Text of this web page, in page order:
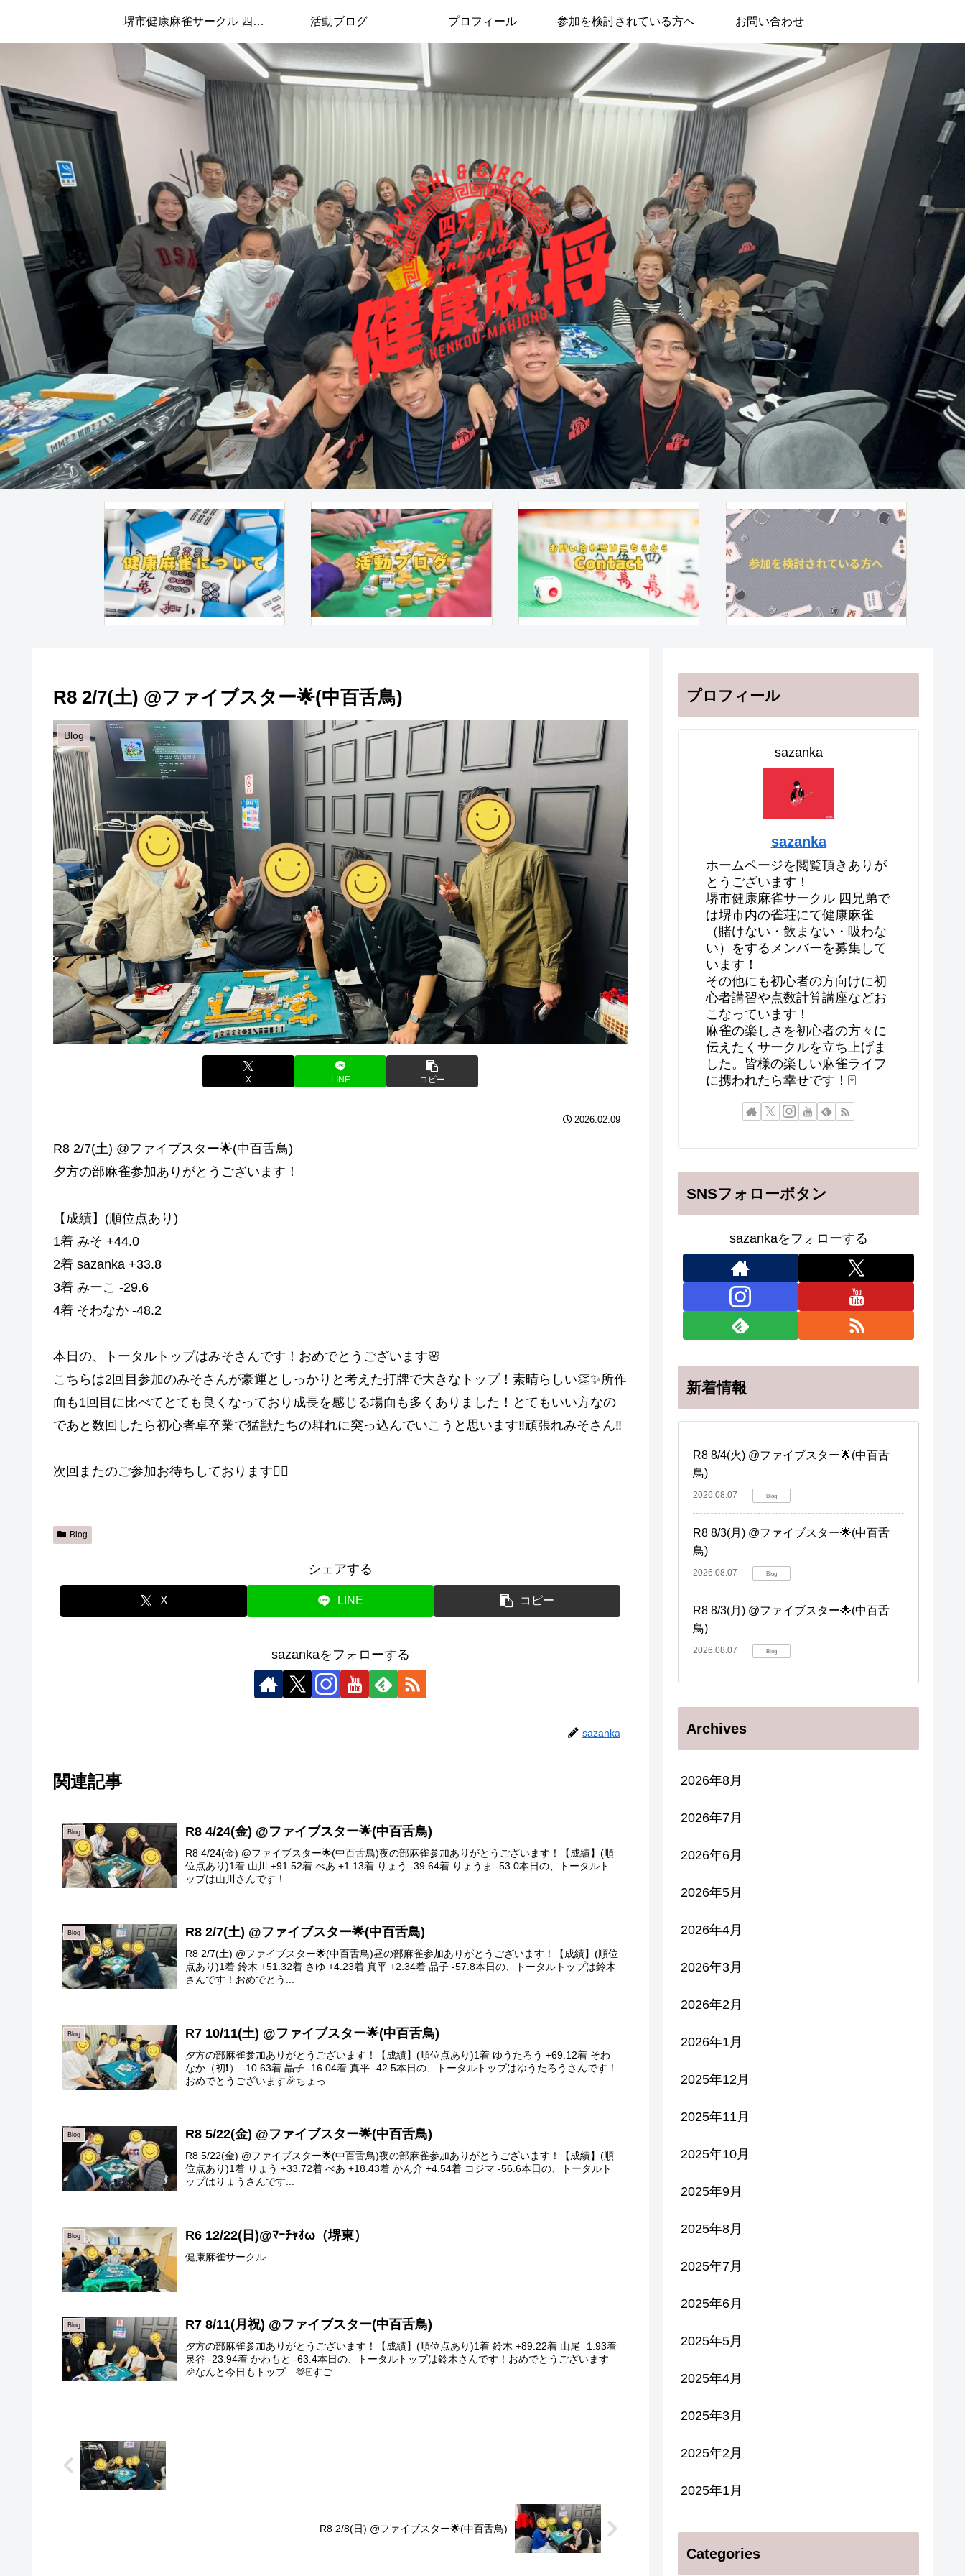
堺市健康麻雀サークル 四兄弟について 活動ブログ プロフィール 参加を検討されている方へ お問い合わせ
R8 2/7(土) @ファイブスター🌟(中百舌鳥)
Blog
X LINE コピー
2026.02.09
R8 2/7(土) @ファイブスター🌟(中百舌鳥)
夕方の部麻雀参加ありがとうございます！
【成績】(順位点あり)
1着 みそ +44.0
2着 sazanka +33.8
3着 みーこ -29.6
4着 そわなか -48.2
本日の、トータルトップはみそさんです！おめでとうございます🌸
こちらは2回目参加のみそさんが豪運としっかりと考えた打牌で大きなトップ！素晴らしい👏✨所作
面も1回目に比べてとても良くなっており成長を感じる場面も多くありました！とてもいい方なの
であと数回したら初心者卓卒業で猛獣たちの群れに突っ込んでいこうと思います‼️頑張れみそさん‼️
次回またのご参加お待ちしております🙇‍♀️
Blog
シェアする
X LINE コピー
sazankaをフォローする
sazanka
関連記事
Blog R8 4/24(金) @ファイブスター🌟(中百舌鳥)
R8 4/24(金) @ファイブスター🌟(中百舌鳥)夜の部麻雀参加ありがとうございます！【成績】(順
位点あり)1着 山川 +91.52着 べあ +1.13着 りょう -39.64着 りょうま -53.0本日の、トータルト
ップは山川さんです！...
Blog R8 2/7(土) @ファイブスター🌟(中百舌鳥)
R8 2/7(土) @ファイブスター🌟(中百舌鳥)昼の部麻雀参加ありがとうございます！【成績】(順位
点あり)1着 鈴木 +51.32着 さゆ +4.23着 真平 +2.34着 晶子 -57.8本日の、トータルトップは鈴木
さんです！おめでとう...
Blog R7 10/11(土) @ファイブスター🌟(中百舌鳥)
夕方の部麻雀参加ありがとうございます！【成績】(順位点あり)1着 ゆうたろう +69.12着 そわ
なか（初❗️） -10.63着 晶子 -16.04着 真平 -42.5本日の、トータルトップはゆうたろうさんです！
おめでとうございます🎉ちょっ...
Blog R8 5/22(金) @ファイブスター🌟(中百舌鳥)
R8 5/22(金) @ファイブスター🌟(中百舌鳥)夜の部麻雀参加ありがとうございます！【成績】(順
位点あり)1着 りょう +33.72着 べあ +18.43着 かん介 +4.54着 コジマ -56.6本日の、トータルト
ップはりょうさんです...
Blog R6 12/22(日)@ﾏｰﾁｬｵω（堺東）
健康麻雀サークル
Blog R7 8/11(月祝) @ファイブスター(中百舌鳥)
夕方の部麻雀参加ありがとうございます！【成績】(順位点あり)1着 鈴木 +89.22着 山尾 -1.93着
泉谷 -23.94着 かわもと -63.4本日の、トータルトップは鈴木さんです！おめでとうございます
🎉なんと今日もトップ…🫶🀄️すご...
R8 2/8(日) @ファイブスター🌟(中百舌鳥)
プロフィール
sazanka
sazanka
ホームページを閲覧頂きありが
とうございます！
堺市健康麻雀サークル 四兄弟で
は堺市内の雀荘にて健康麻雀
（賭けない・飲まない・吸わな
い）をするメンバーを募集して
います！
その他にも初心者の方向けに初
心者講習や点数計算講座などお
こなっています！
麻雀の楽しさを初心者の方々に
伝えたくサークルを立ち上げま
した。皆様の楽しい麻雀ライフ
に携われたら幸せです！🀄
SNSフォローボタン
sazankaをフォローする
新着情報
R8 8/4(火) @ファイブスター🌟(中百舌
鳥)
2026.08.07 Blog
R8 8/3(月) @ファイブスター🌟(中百舌
鳥)
2026.08.07 Blog
R8 8/3(月) @ファイブスター🌟(中百舌
鳥)
2026.08.07 Blog
Archives
2026年8月
2026年7月
2026年6月
2026年5月
2026年4月
2026年3月
2026年2月
2026年1月
2025年12月
2025年11月
2025年10月
2025年9月
2025年8月
2025年7月
2025年6月
2025年5月
2025年4月
2025年3月
2025年2月
2025年1月
Categories